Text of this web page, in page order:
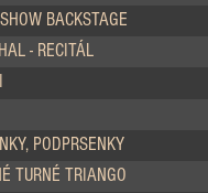
BACKSTAGE
- RECITÁL
PODPRSENKY
TURNÉ TRIANGO